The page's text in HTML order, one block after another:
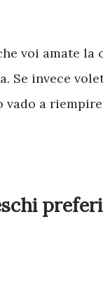
voi amate la
Se invece
vado a